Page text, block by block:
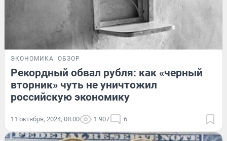
ЭКОНОМИКА ОБЗОР
Рекордный обвал рубля: как «черный
вторник» чуть не уничтожил
российскую экономику
11 октября, 2024, 08:00 1 907 6